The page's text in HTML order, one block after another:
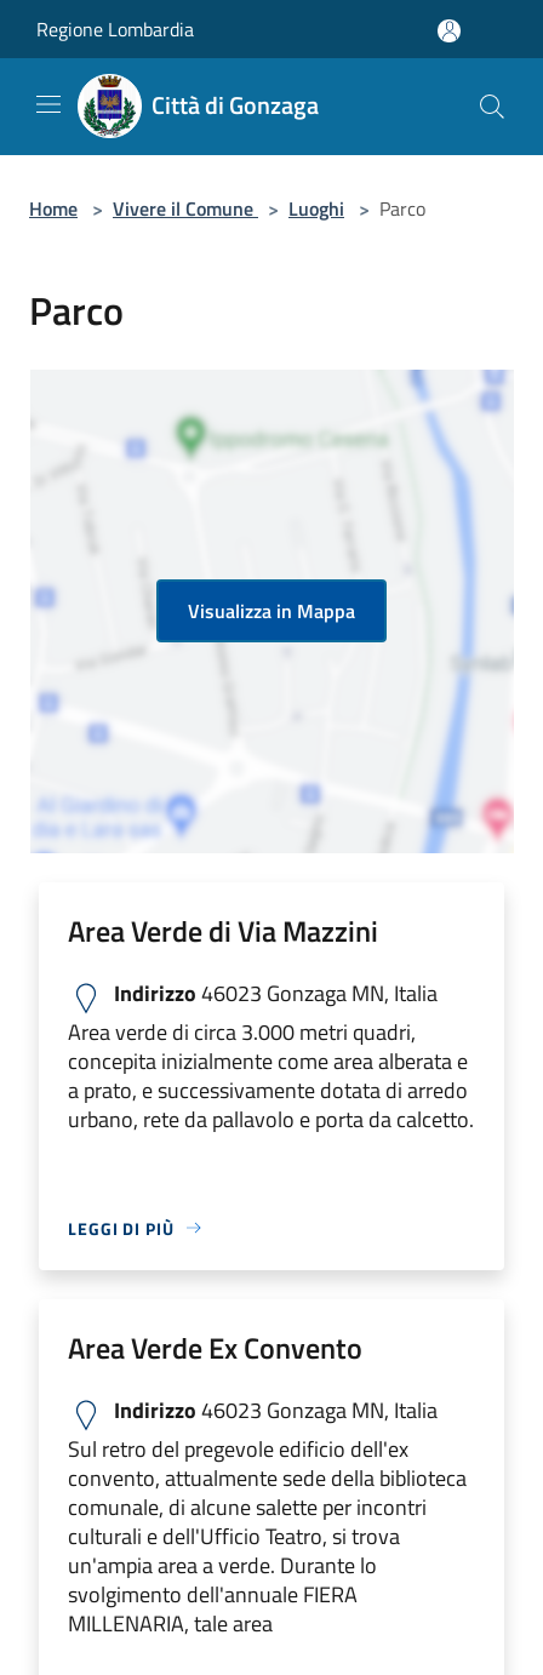
Regione Lombardia
Città di Gonzaga
Home > Vivere il Comune > Luoghi > Parco
Parco
Visualizza in Mappa
Area Verde di Via Mazzini
Indirizzo46023 Gonzaga MN, Italia
Area verde di circa 3.000 metri quadri,
concepita inizialmente come area alberata e
a prato, e successivamente dotata di arredo
urbano, rete da pallavolo e porta da calcetto.
LEGGI DI PIÙ
Area Verde Ex Convento
Indirizzo46023 Gonzaga MN, Italia
Sul retro del pregevole edificio dell'ex
convento, attualmente sede della biblioteca
comunale, di alcune salette per incontri
culturali e dell'Ufficio Teatro, si trova
un'ampia area a verde. Durante lo
svolgimento dell'annuale FIERA
MILLENARIA, tale area